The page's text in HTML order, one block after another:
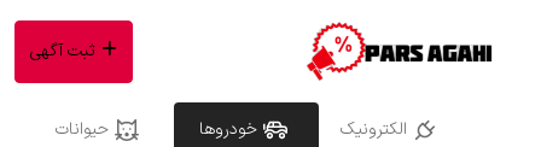
الکترونیک خودروها حیوانات
ثبت آگهی